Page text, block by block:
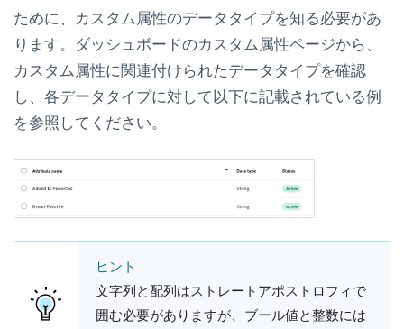
ために、カスタム属性のデータタイプを知る必要があ
ります。ダッシュボードのカスタム属性ページから、
カスタム属性に関連付けられたデータタイプを確認
し、各データタイプに対して以下に記載されている例
を参照してください。
ヒント
文字列と配列はストレートアポストロフィで
囲む必要がありますが、ブール値と整数には